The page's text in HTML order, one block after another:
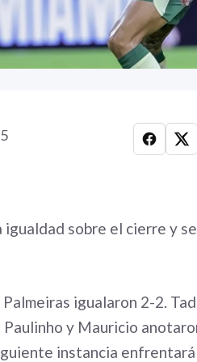
sobre el cierre y
igualaron 2-2.
Paulinho y Mauricio
instancia